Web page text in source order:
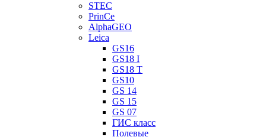
STEC
PrinCe
AlphaGEO
Leica
GS16
GS18 I
GS18 T
GS10
GS 14
GS 15
GS 07
ГИС класс
Полевые